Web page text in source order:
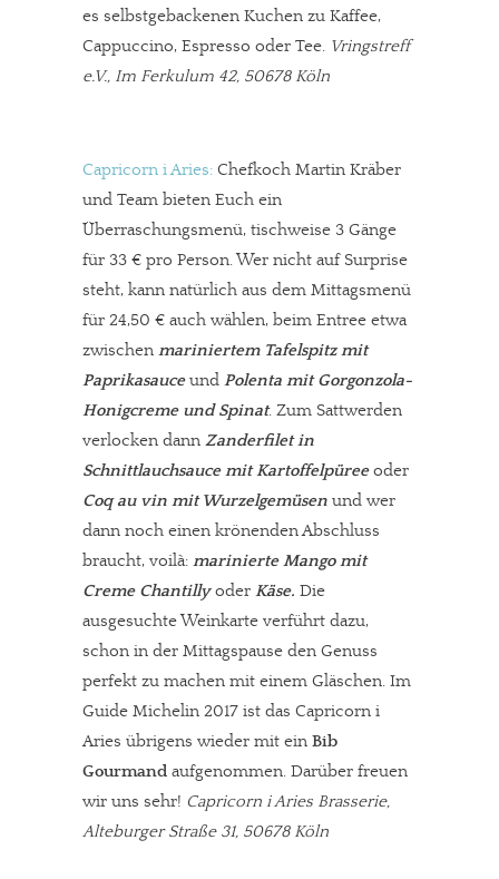
es selbstgebackenen Kuchen zu Kaffee,
Cappuccino, Espresso oder Tee. Vringstreff
e.V., Im Ferkulum 42, 50678 Köln
Capricorn i Aries: Chefkoch Martin Kräber
und Team bieten Euch ein
Überraschungsmenü, tischweise 3 Gänge
für 33 € pro Person. Wer nicht auf Surprise
steht, kann natürlich aus dem Mittagsmenü
für 24,50 € auch wählen, beim Entree etwa
zwischen mariniertem Tafelspitz mit
Paprikasauceund Polenta mit Gorgonzola-
Honigcreme und Spinat. Zum Sattwerden
verlocken dann Zanderfilet in
Schnittlauchsauce mit Kartoffelpüreeoder
Coq au vin mit Wurzelgemüsen und wer
dann noch einen krönenden Abschluss
braucht, voilà: marinierte Mango mit
Creme Chantillyoder Käse. Die
ausgesuchte Weinkarte verführt dazu,
schon in der Mittagspause den Genuss
perfekt zu machen mit einem Gläschen. Im
Guide Michelin 2017 ist das Capricorn i
Aries übrigens wieder mit ein Bib
Gourmand aufgenommen. Darüber freuen
wir uns sehr! Capricorn i Aries Brasserie,
Alteburger Straße 31, 50678 Köln